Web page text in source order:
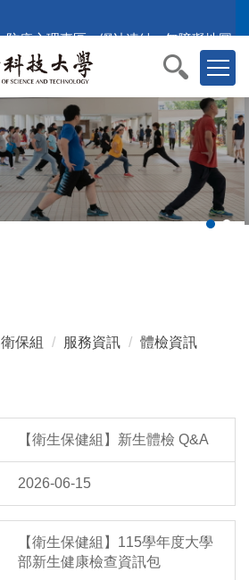
防疫心理專區 網站連結 無障礙地圖
衛保組 服務資訊 體檢資訊
【衛生保健組】新生體檢 Q&A
2026-06-15
【衛生保健組】115學年度大學
部新生健康檢查資訊包